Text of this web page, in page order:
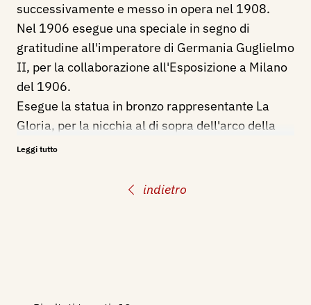
indietro
successivamente e messo in opera nel 1908.
Nel 1906 esegue una speciale in segno di
gratitudine all'imperatore di Germania Guglielmo
II, per la collaborazione all'Esposizione a Milano
del 1906.
Esegue la statua in bronzo rappresentante La
Gloria, per la nicchia al di sopra dell'arco della
porta d'ingresso del Cimitero Monumentale di
Nel 1910 termina le decorazioni per il Duomo di
sopra la porta d’ingresso che raffigura una
Leggi tutto